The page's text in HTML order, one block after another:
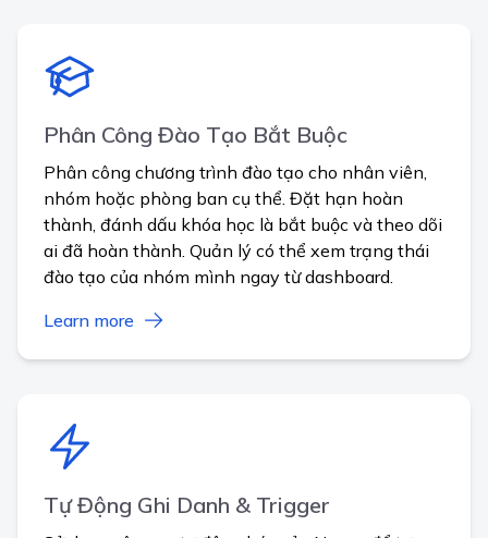
Phân Công Đào Tạo Bắt Buộc
Phân công chương trình đào tạo cho nhân viên,
nhóm hoặc phòng ban cụ thể. Đặt hạn hoàn
thành, đánh dấu khóa học là bắt buộc và theo dõi
ai đã hoàn thành. Quản lý có thể xem trạng thái
đào tạo của nhóm mình ngay từ dashboard.
Learn more
Tự Động Ghi Danh & Trigger